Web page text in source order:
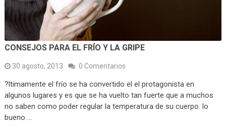
CONSEJOS PARA EL FRÍO Y LA GRIPE
30 agosto, 2013 0 Comentarios
?ltimamente el frío se ha convertido el el protagonista en
algunos lugares y es que se ha vuelto tan fuerte que a muchos
no saben como poder regular la temperatura de su cuerpo. lo
bueno …